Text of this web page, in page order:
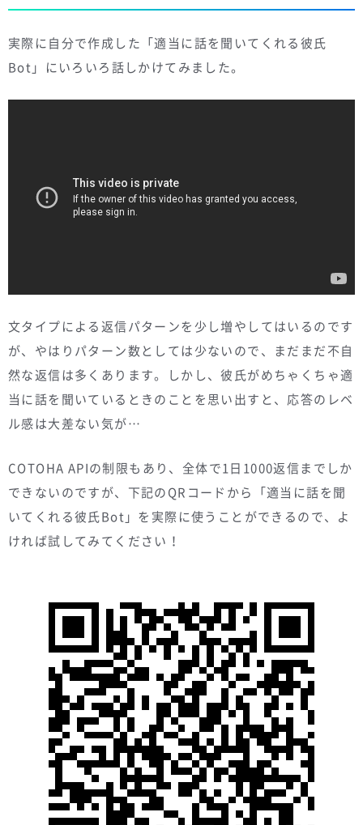
実際に自分で作成した「適当に話を聞いてくれる彼氏
Bot」にいろいろ話しかけてみました。
文タイプによる返信パターンを少し増やしてはいるのです
が、やはりパターン数としては少ないので、まだまだ不自
然な返信は多くあります。しかし、彼氏がめちゃくちゃ適
当に話を聞いているときのことを思い出すと、応答のレベ
ル感は大差ない気が…
COTOHA APIの制限もあり、全体で1日1000返信までしか
できないのですが、下記のQRコードから「適当に話を聞
いてくれる彼氏Bot」を実際に使うことができるので、よ
ければ試してみてください！